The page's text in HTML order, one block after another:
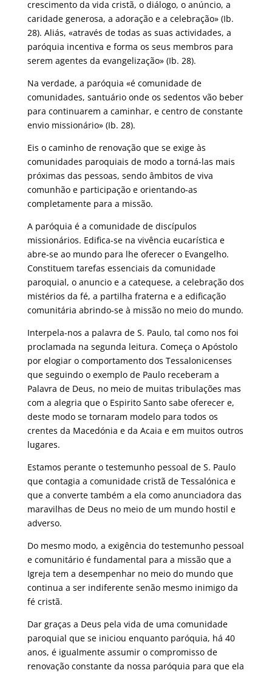
crescimento da vida cristã, o diálogo, o anúncio, a
caridade generosa, a adoração e a celebração» (Ib.
28). Aliás, «através de todas as suas actividades, a
paróquia incentiva e forma os seus membros para
serem agentes da evangelização» (Ib. 28).
Na verdade, a paróquia «é comunidade de
comunidades, santuário onde os sedentos vão beber
para continuarem a caminhar, e centro de constante
envio missionário» (Ib. 28).
Eis o caminho de renovação que se exige às
comunidades paroquiais de modo a torná-las mais
próximas das pessoas, sendo âmbitos de viva
comunhão e participação e orientando-as
completamente para a missão.
A paróquia é a comunidade de discípulos
missionários. Edifica-se na vivência eucarística e
abre-se ao mundo para lhe oferecer o Evangelho.
Constituem tarefas essenciais da comunidade
paroquial, o anuncio e a catequese, a celebração dos
mistérios da fé, a partilha fraterna e a edificação
comunitária abrindo-se à missão no meio do mundo.
Interpela-nos a palavra de S. Paulo, tal como nos foi
proclamada na segunda leitura. Começa o Apóstolo
por elogiar o comportamento dos Tessalonicenses
que seguindo o exemplo de Paulo receberam a
Palavra de Deus, no meio de muitas tribulações mas
com a alegria que o Espirito Santo sabe oferecer e,
deste modo se tornaram modelo para todos os
crentes da Macedónia e da Acaia e em muitos outros
lugares.
Estamos perante o testemunho pessoal de S. Paulo
que contagia a comunidade cristã de Tessalónica e
que a converte também a ela como anunciadora das
maravilhas de Deus no meio de um mundo hostil e
adverso.
Do mesmo modo, a exigência do testemunho pessoal
e comunitário é fundamental para a missão que a
Igreja tem a desempenhar no meio do mundo que
continua a ser indiferente senão mesmo inimigo da
fé cristã.
Dar graças a Deus pela vida de uma comunidade
paroquial que se iniciou enquanto paróquia, há 40
anos, é igualmente assumir o compromisso de
renovação constante da nossa paróquia para que ela